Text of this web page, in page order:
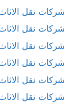
شركات نقل
شركات نقل
شركات نقل
شركات نقل الاثاث في
شركات نقل
شركات نقل